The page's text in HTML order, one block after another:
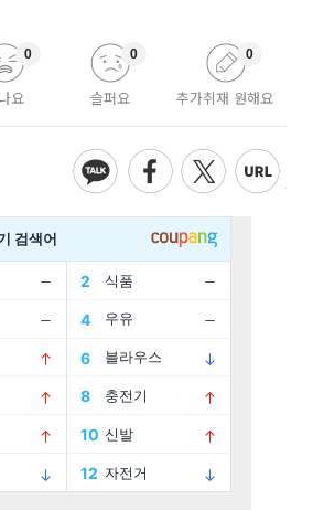
요
0
슬퍼요
0
추가취재 원해요
0